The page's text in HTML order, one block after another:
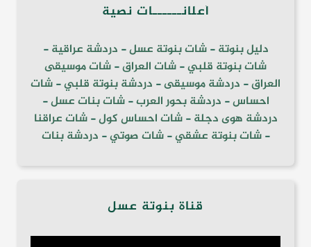
أعلانــــــات نصية
دليل بنوتة-شات بنوتة عسل- دردشة عراقية-
شات بنوتة قلبي-شات العراق-شات موسيقى
العراق- دردشة موسيقى- دردشة بنوتة قلبي-شات
احساس- دردشة بحور العرب-شات بنات عسل-
دردشة هوى دجلة-شات احساس كول-شات عراقنا
-شات بنوتة عشقي-شات صوتي- دردشة بنات
قناة بنوتة عسل